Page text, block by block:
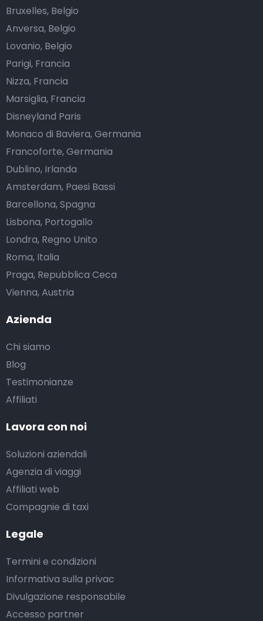
Azienda
Chi siamo
Blog
Testimonianze
Affiliati
Lavora con noi
Soluzioni aziendali
Agenzia di viaggi
Affiliati web
Compagnie di taxi
Legale
Termini e condizioni
Informativa sulla privac
Divulgazione responsabile
Accesso partner
Bruxelles, Belgio
Anversa, Belgio
Lovanio, Belgio
Parigi, Francia
Nizza, Francia
Marsiglia, Francia
Disneyland Paris
Monaco di Baviera, Germania
Francoforte, Germania
Dublino, Irlanda
Amsterdam, Paesi Bassi
Barcellona, Spagna
Lisbona, Portogallo
Londra, Regno Unito
Roma, Italia
Praga, Repubblica Ceca
Vienna, Austria